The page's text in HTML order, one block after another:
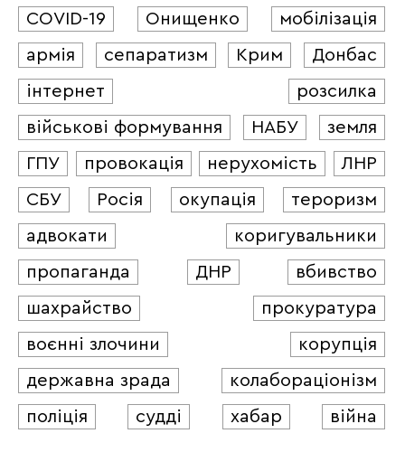
COVID-19
Онищенко
мобілізація
армія
сепаратизм Крим
Донбас
інтернет
розсилка
військові формування
НАБУ
земля
ГПУ
провокація нерухомість
ЛНР
СБУ
Росія окупація
тероризм
адвокати
коригувальники
пропаганда
ДНР
вбивство
шахрайство
прокуратура
воєнні злочини
корупція
державна зрада
колабораціонізм
поліція
судді хабар війна